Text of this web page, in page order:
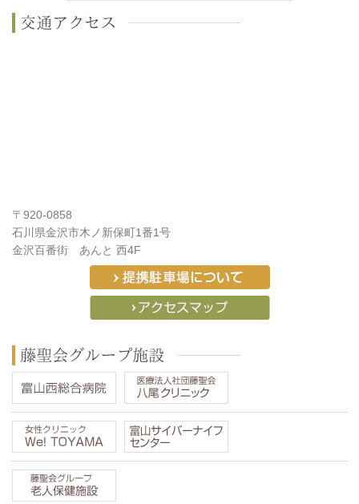
〒920-0858
石川県金沢市木ノ新保町1番1号
金沢百番街 あんと 西4F